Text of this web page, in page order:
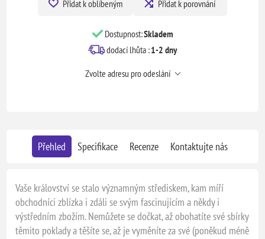
Přidat k oblíbeným Přidat k porovnání
Dostupnost:Skladem
dodací lhůta :1-2 dny
Zvolte adresu pro odeslání
Přehled Specifikace Recenze Kontaktujte nás
Vaše království se stalo významným střediskem, kam míří
obchodníci zblízka i zdáli se svým fascinujícím a někdy i
výstředním zbožím. Nemůžete se dočkat, až obohatíte své sbírky
těmito poklady a těšíte se, až je vyměníte za své (poněkud méně